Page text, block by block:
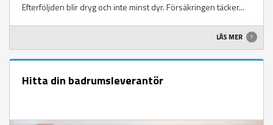
Efterföljden blir dryg och inte minst dyr. Försäkringen täcker...
LÄS MER
Hitta din badrumsleverantör